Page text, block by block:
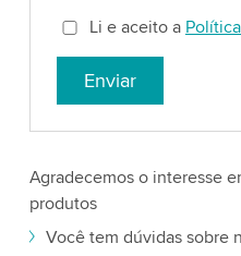
Li e aceito a
Enviar
Agradecemos o interesse
produtos
Você tem dúvidas sobre